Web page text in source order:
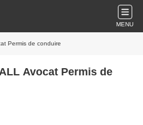
MENU
Permis de conduire
Avocat Permis de